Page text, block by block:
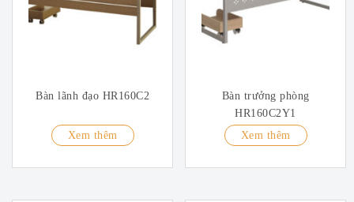
Bàn lãnh đạo HR160C2
Xem thêm
Bàn trưởng phòng
HR160C2Y1
Xem thêm